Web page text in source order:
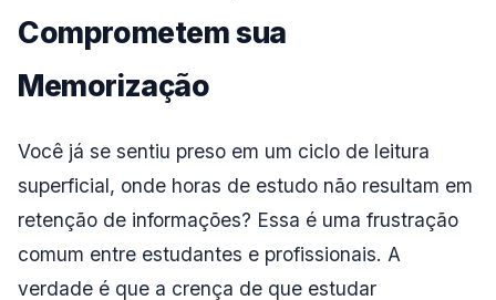
Comprometem sua
Memorização
Você já se sentiu preso em um ciclo de leitura
superficial, onde horas de estudo não resultam em
retenção de informações? Essa é uma frustração
comum entre estudantes e profissionais. A
verdade é que a crença de que estudar